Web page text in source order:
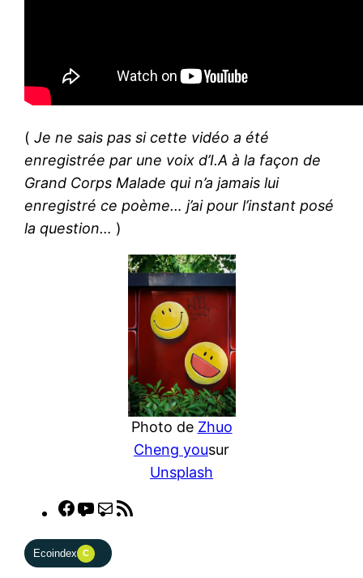
(Je ne sais pas si cette vidéo a été
enregistrée par une voix d’I.A à la façon de
Grand Corps Malade qui n’a jamais lui
enregistré ce poème… j’ai pour l’instant posé
la question… )
Photo de Zhuo
Cheng yousur
Unsplash
Facebook
YouTube
E-
Ecoindex C